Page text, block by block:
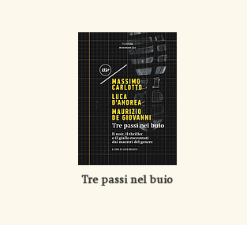
Tre passi nel buio